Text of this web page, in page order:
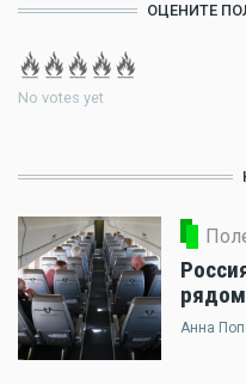
ОЦЕНИТЕ
No votes yet
Анна